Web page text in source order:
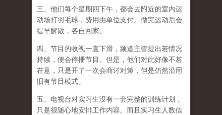
三、他们每个星期四下午，都会去附近的室内运
动场打羽毛球，费用由单位支付。做完运动后会
提早解散，各自回家。
四、节目的收视一直下滑，频道主管提出若情况
持续，便会停播节目。但是，他们对此好像不甚
在意，只是开了一次会商讨对策，但是仍然沿用
旧有节目模式。
五、电视台对实习生没有一套完整的训练计划，
只是很随心地安排工作内容。而且实习生人数似